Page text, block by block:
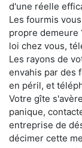
d'une réelle
Les fourmis
propre demeure
loi chez vous,
Les rayons de
envahis par des
en péril, et
Votre gîte
panique,
entreprise de
décimer cette